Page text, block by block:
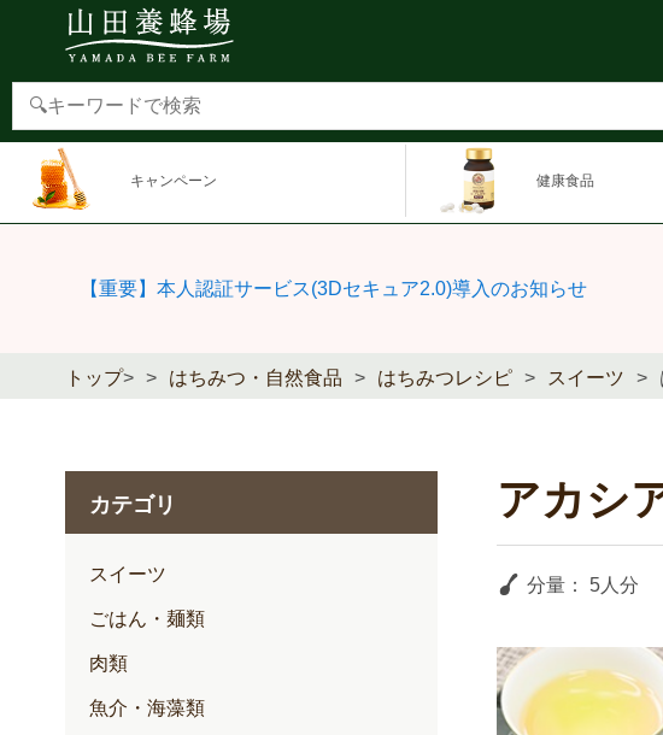
キャンペーン 健康食品
【重要】本人認証サービス(3Dセキュア2.0)導入のお知らせ
トップ> はちみつ・自然食品 はちみつレシピ スイーツ
アカシ
分量： 5人分
カテゴリ
スイーツ
ごはん・麺類
肉類
魚介・海藻類